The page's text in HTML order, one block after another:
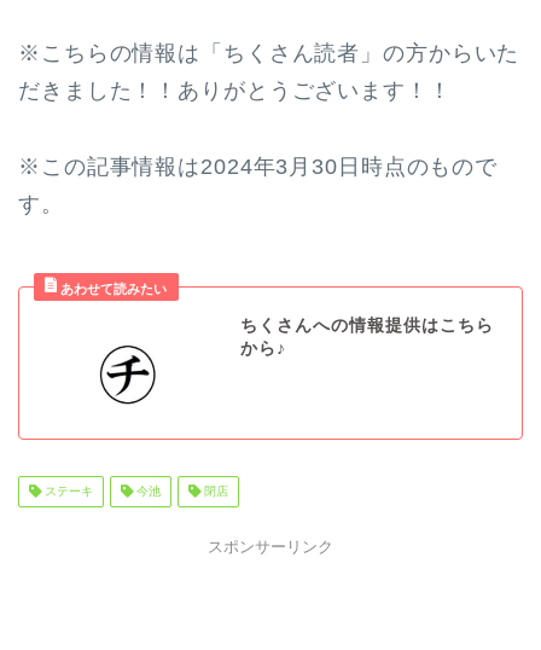
※こちらの情報は「ちくさん読者」の方からいた
だきました！！ありがとうございます！！
※この記事情報は2024年3月30日時点のもので
す。
ちくさんへの情報提供はこちら
から♪
ステーキ 今池 閉店
スポンサーリンク